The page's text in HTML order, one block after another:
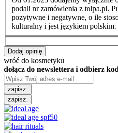
podali nr zamówienia z tolpa.pl.
pozytywne i negatywne, o ile
kulturalny i jest językiem polskim.
Dodaj opinię
wróć do kosmetyku
dołącz do newslettera i odbierz
zapisz.
zapisz.